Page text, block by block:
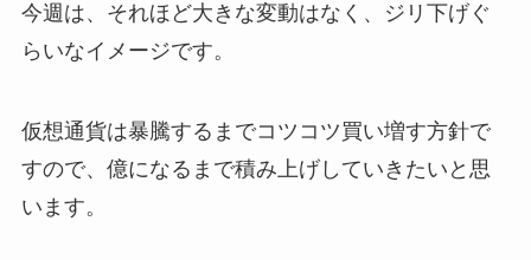
今週は、それほど大きな変動はなく、ジリ下げぐ
らいなイメージです。
仮想通貨は暴騰するまでコツコツ買い増す方針で
すので、億になるまで積み上げしていきたいと思
います。